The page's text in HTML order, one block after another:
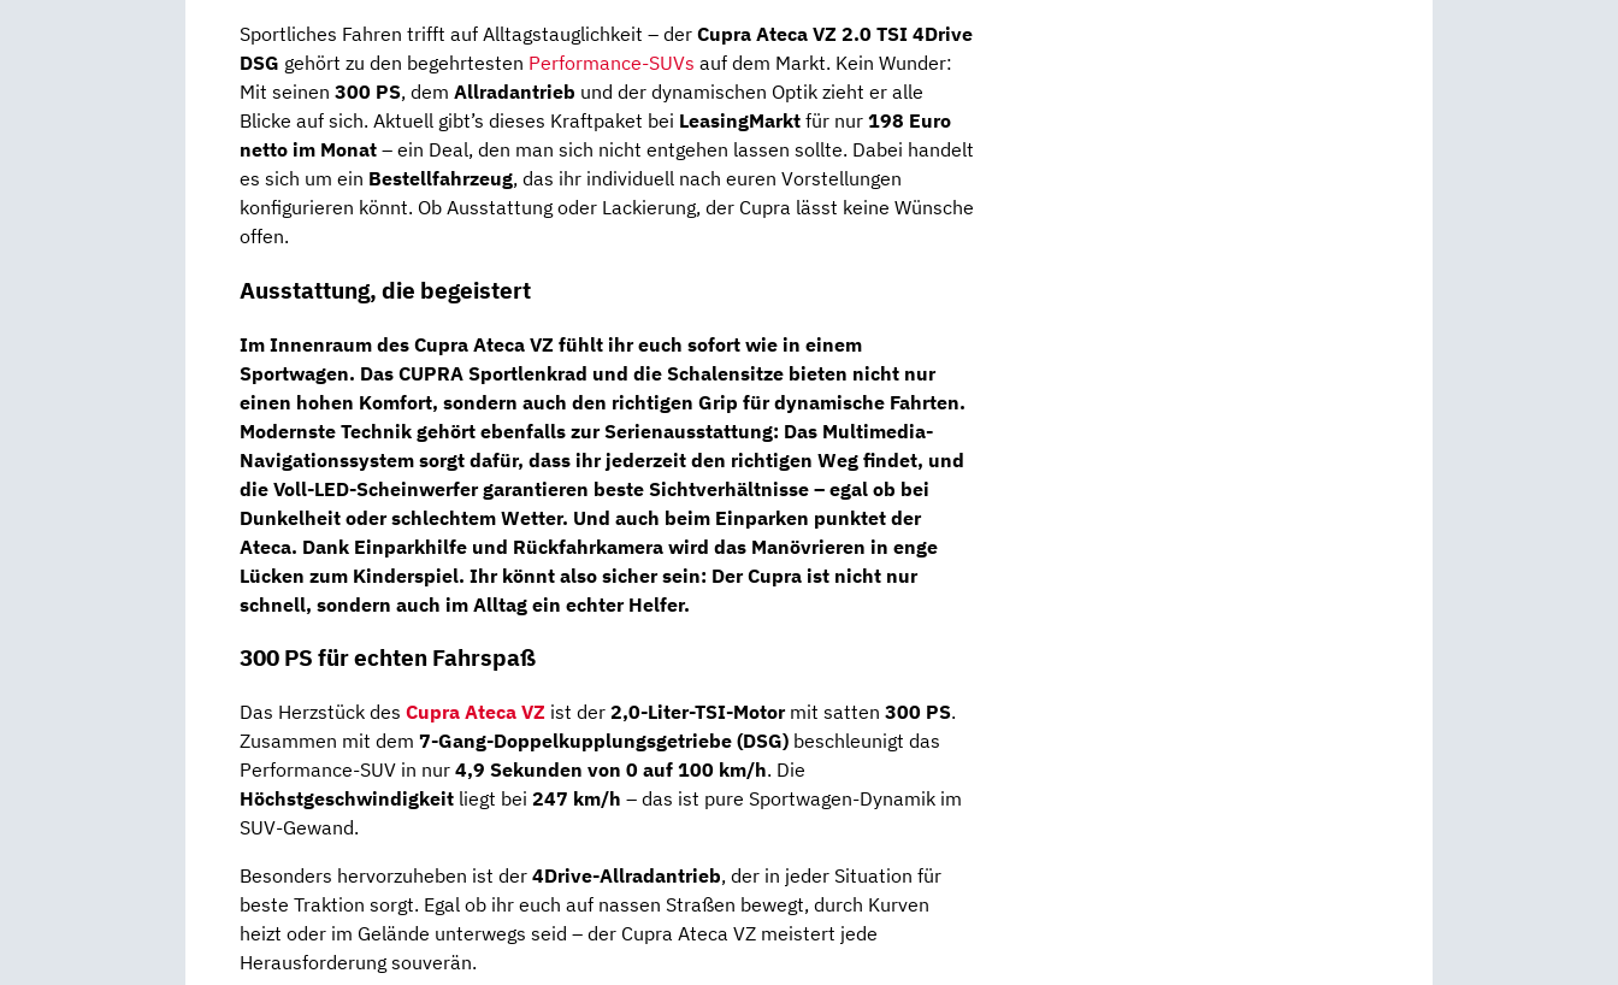
Sportliches Fahren trifft auf Alltagstauglichkeit – der Cupra Ateca VZ 2.0 TSI 4Drive
DSG gehört zu den begehrtesten Performance-SUVs auf dem Markt. Kein Wunder:
Mit seinen 300 PS, dem Allradantrieb und der dynamischen Optik zieht er alle
Blicke auf sich. Aktuell gibt’s dieses Kraftpaket bei LeasingMarkt für nur 198 Euro
netto im Monat – ein Deal, den man sich nicht entgehen lassen sollte. Dabei handelt
es sich um ein Bestellfahrzeug, das ihr individuell nach euren Vorstellungen
konfigurieren könnt. Ob Ausstattung oder Lackierung, der Cupra lässt keine Wünsche
offen.
Ausstattung, die begeistert
Im Innenraum des Cupra Ateca VZ fühlt ihr euch sofort wie in einem
Sportwagen. Das CUPRA Sportlenkrad und die Schalensitze bieten nicht nur
einen hohen Komfort, sondern auch den richtigen Grip für dynamische Fahrten.
Modernste Technik gehört ebenfalls zur Serienausstattung: Das Multimedia-
Navigationssystem sorgt dafür, dass ihr jederzeit den richtigen Weg findet, und
die Voll-LED-Scheinwerfergarantieren beste Sichtverhältnisse – egal ob bei
Dunkelheit oder schlechtem Wetter. Und auch beim Einparken punktet der
Ateca. Dank Einparkhilfe und Rückfahrkamera wird das Manövrieren in enge
Lücken zum Kinderspiel. Ihr könnt also sicher sein: Der Cupra ist nicht nur
schnell, sondern auch im Alltag ein echter Helfer.
300 PS für echten Fahrspaß
Das Herzstück des Cupra Ateca VZ ist der 2,0-Liter-TSI-Motormit satten 300 PS.
Zusammen mit dem 7-Gang-Doppelkupplungsgetriebe (DSG) beschleunigt das
Performance-SUV in nur 4,9 Sekunden von 0 auf 100 km/h. Die
Höchstgeschwindigkeit liegt bei 247 km/h – das ist pure Sportwagen-Dynamik im
SUV-Gewand.
Besonders hervorzuheben ist der 4Drive-Allradantrieb, der in jeder Situation für
beste Traktion sorgt. Egal ob ihr euch auf nassen Straßen bewegt, durch Kurven
heizt oder im Gelände unterwegs seid – der Cupra Ateca VZ meistert jede
Herausforderung souverän.